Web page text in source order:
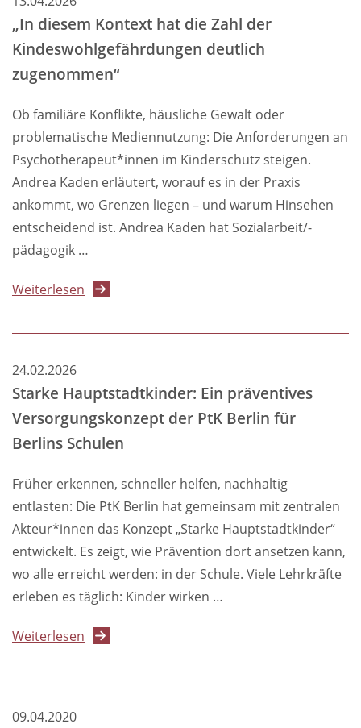
„In diesem Kontext hat die Zahl der
Kindeswohlgefährdungen deutlich
zugenommen“
Ob familiäre Konflikte, häusliche Gewalt oder
problematische Mediennutzung: Die Anforderungen an
Psychotherapeut*innen im Kinderschutz steigen.
Andrea Kaden erläutert, worauf es in der Praxis
ankommt, wo Grenzen liegen – und warum Hinsehen
entscheidend ist. Andrea Kaden hat Sozialarbeit/-
pädagogik …
Weiterlesen über
diesem
die
Zahl
der
deutlich
zugenommen“
24.02.2026
Starke Hauptstadtkinder: Ein präventives
Versorgungskonzept der PtK Berlin für
Berlins Schulen
Früher erkennen, schneller helfen, nachhaltig
entlasten: Die PtK Berlin hat gemeinsam mit zentralen
Akteur*innen das Konzept „Starke Hauptstadtkinder“
entwickelt. Es zeigt, wie Prävention dort ansetzen kann,
wo alle erreicht werden: in der Schule. Viele Lehrkräfte
erleben es täglich: Kinder wirken …
Weiterlesen über
Hauptstadtkinder:
09.04.2020